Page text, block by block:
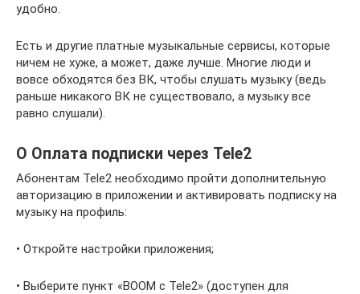
удобно.
Есть и другие платные музыкальные сервисы, которые
ничем не хуже, а может, даже лучше. Многие люди и
вовсе обходятся без ВК, чтобы слушать музыку (ведь
раньше никакого ВК не существовало, а музыку все
равно слушали).
О Оплата подписки через Tele2
Абонентам Tele2 необходимо пройти дополнительную
авторизацию в приложении и активировать подписку на
музыку на профиль:
• Откройте настройки приложения;
• Выберите пункт «BOOM с Tele2» (доступен для